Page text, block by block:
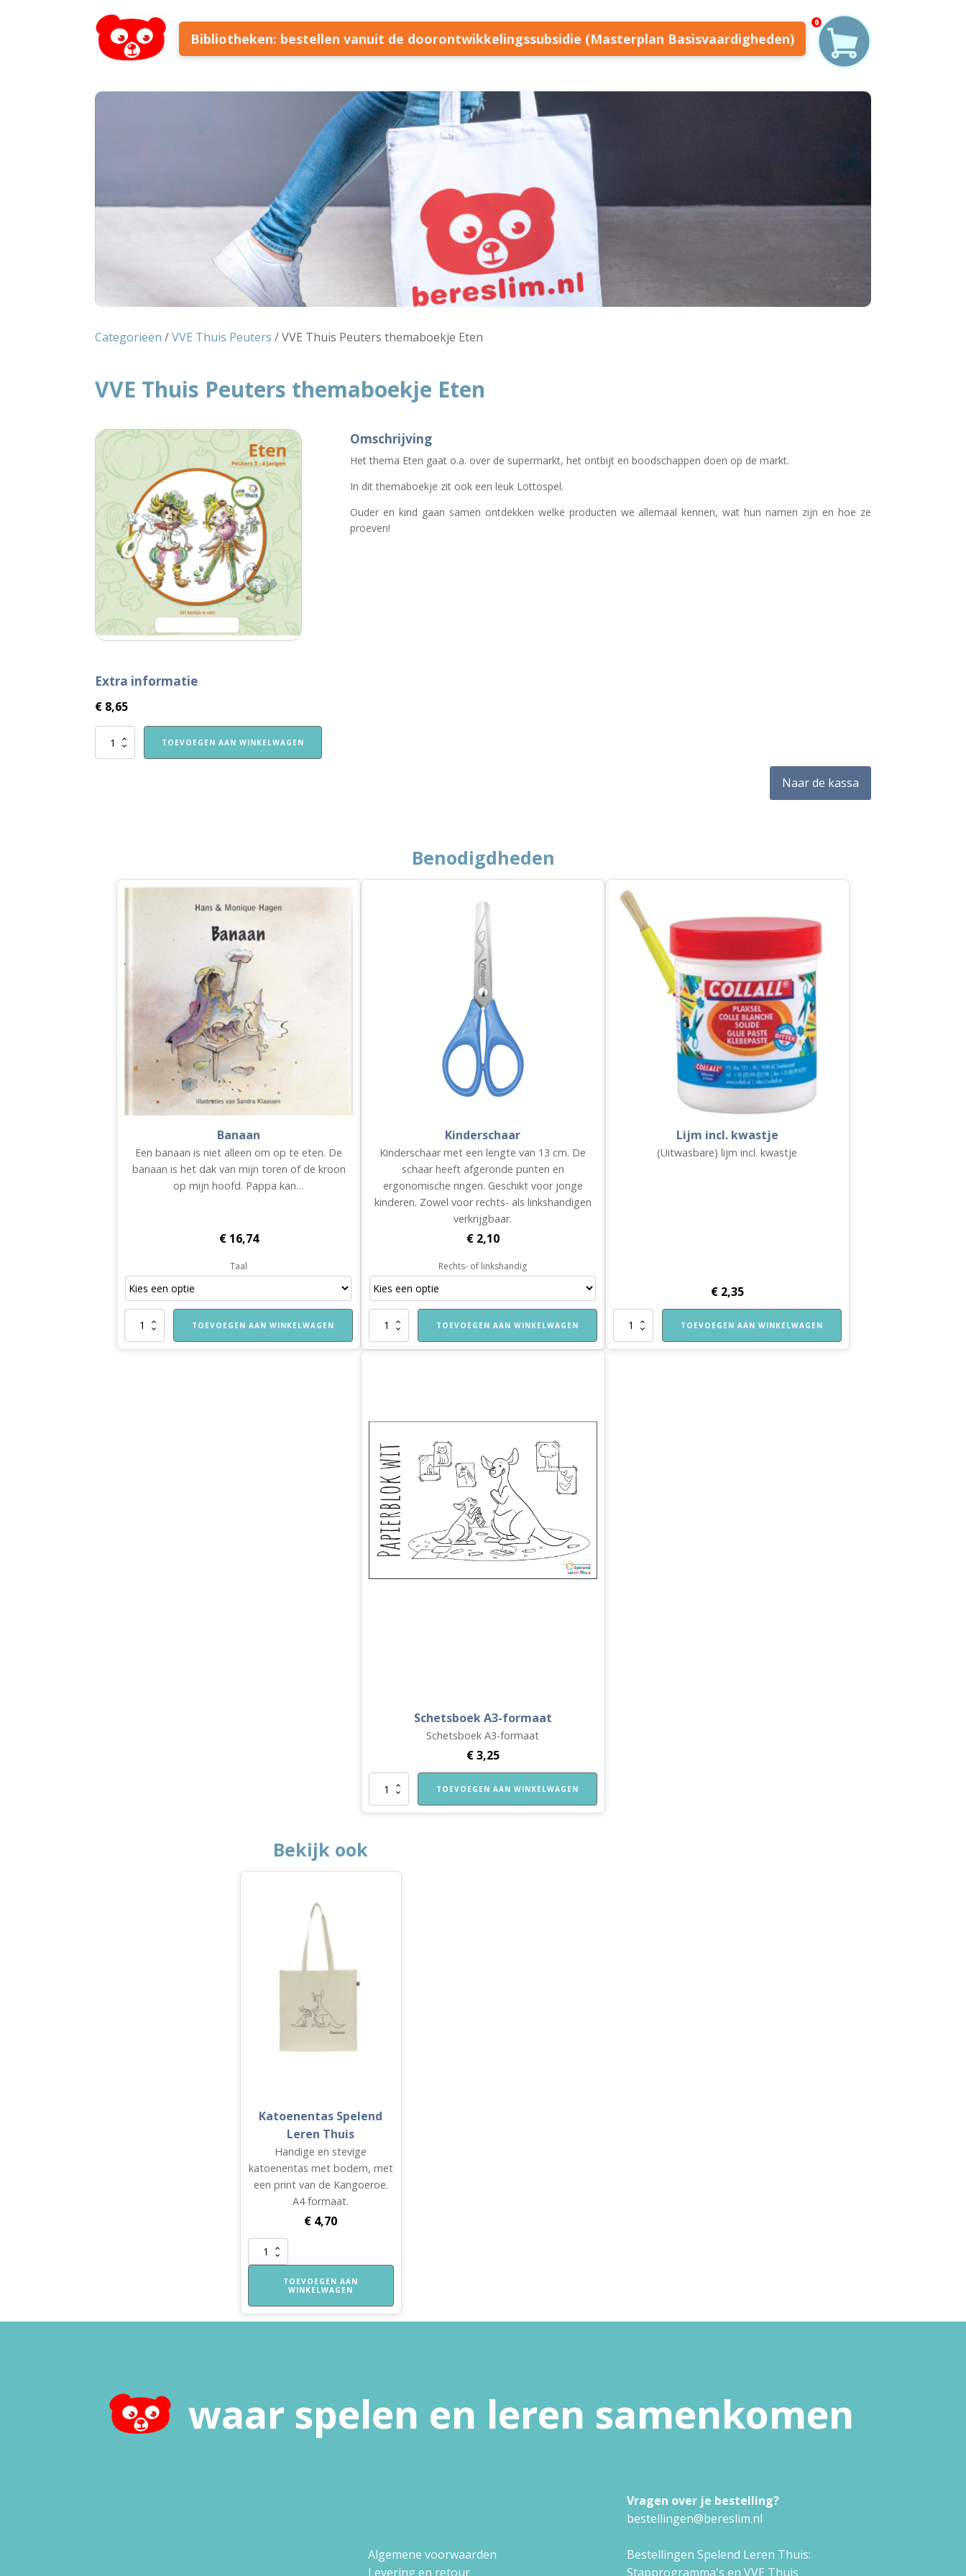
Bibliotheken: bestellen vanuit de doorontwikkelingssubsidie (Masterplan Basisvaardigheden)
0
Categorieën /VVE Thuis Peuters / VVE Thuis Peuters themaboekje Eten
VVE Thuis Peuters themaboekje Eten
Omschrijving
Het thema Eten gaat o.a. over de supermarkt, het ontbijt en boodschappen doen op de markt.
In dit themaboekje zit ook een leuk Lottospel.
Ouder en kind gaan samen ontdekken welke producten we allemaal kennen, wat hun namen zijn en hoe ze
proeven!
Extra informatie
€ 8,65
TOEVOEGEN AAN WINKELWAGEN
Naar de kassa
Bekijk ook
Katoenentas Spelend
Leren Thuis
Handige en stevige
katoenentas met bodem, met
een print van de Kangoeroe.
A4 formaat.
€ 4,70
Katoenentas
Spelend
aantal
TOEVOEGEN AAN
WINKELWAGEN
Benodigdheden
Banaan
Een banaan is niet alleen om op te eten. De
banaan is het dak van mijn toren of de kroon
op mijn hoofd. Pappa kan…
€16,74
Taal
Banaan
TOEVOEGEN AAN WINKELWAGEN
Kinderschaar
Kinderschaar met een lengte van 13 cm. De
schaar heeft afgeronde punten en
ergonomische ringen. Geschikt voor jonge
kinderen. Zowel voor rechts- als linkshandigen
verkrijgbaar.
€2,10
Rechts- of linkshandig
Kinderschaar
TOEVOEGEN AAN WINKELWAGEN
Lijm incl. kwastje
(Uitwasbare) lijm incl. kwastje
€2,35
kwastje
TOEVOEGEN AAN WINKELWAGEN
Schetsboek A3-formaat
Schetsboek A3-formaat
€3,25
Schetsboek
formaat
TOEVOEGEN AAN WINKELWAGEN
waar spelen en leren samenkomen
Algemene voorwaarden
Levering en retour
Vragen over je bestelling?
bestellingen@bereslim.nl
Bestellingen Spelend Leren Thuis:
Stapprogramma's en VVE Thuis